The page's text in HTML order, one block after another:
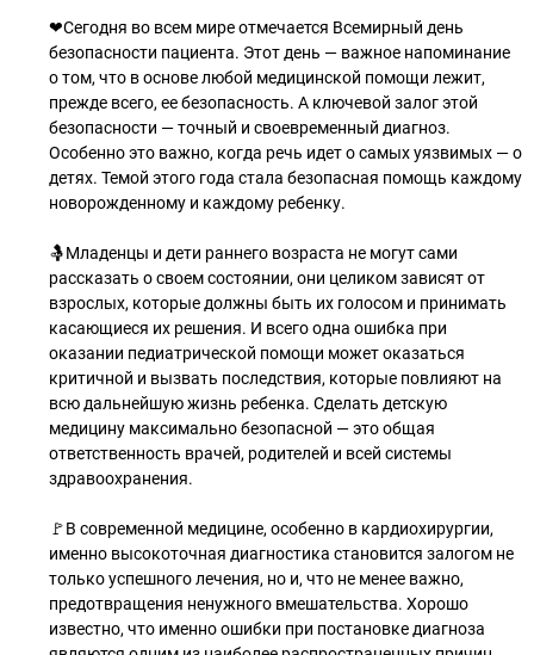
❤Сегодня во всем мире отмечается Всемирный день
безопасности пациента. Этот день — важное напоминание
о том, что в основе любой медицинской помощи лежит,
прежде всего, ее безопасность. А ключевой залог этой
безопасности — точный и своевременный диагноз.
Особенно это важно, когда речь идет о самых уязвимых — о
детях. Темой этого года стала безопасная помощь каждому
новорожденному и каждому ребенку.
🤱Младенцы и дети раннего возраста не могут сами
рассказать о своем состоянии, они целиком зависят от
взрослых, которые должны быть их голосом и принимать
касающиеся их решения. И всего одна ошибка при
оказании педиатрической помощи может оказаться
критичной и вызвать последствия, которые повлияют на
всю дальнейшую жизнь ребенка. Сделать детскую
медицину максимально безопасной — это общая
ответственность врачей, родителей и всей системы
здравоохранения.
🚩В современной медицине, особенно в кардиохирургии,
именно высокоточная диагностика становится залогом не
только успешного лечения, но и, что не менее важно,
предотвращения ненужного вмешательства. Хорошо
известно, что именно ошибки при постановке диагноза